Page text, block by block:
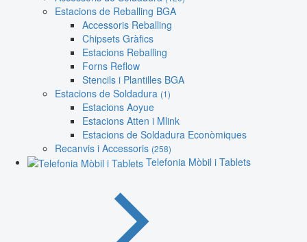
Estacions de Reballing BGA
Accessoris Reballing
Chipsets Gràfics
Estacions Reballing
Forns Reflow
Stencils i Plantilles BGA
Estacions de Soldadura (1)
Estacions Aoyue
Estacions Atten i Mlink
Estacions de Soldadura Econòmiques
Recanvis i Accessoris (258)
Telefonia Mòbil i Tablets